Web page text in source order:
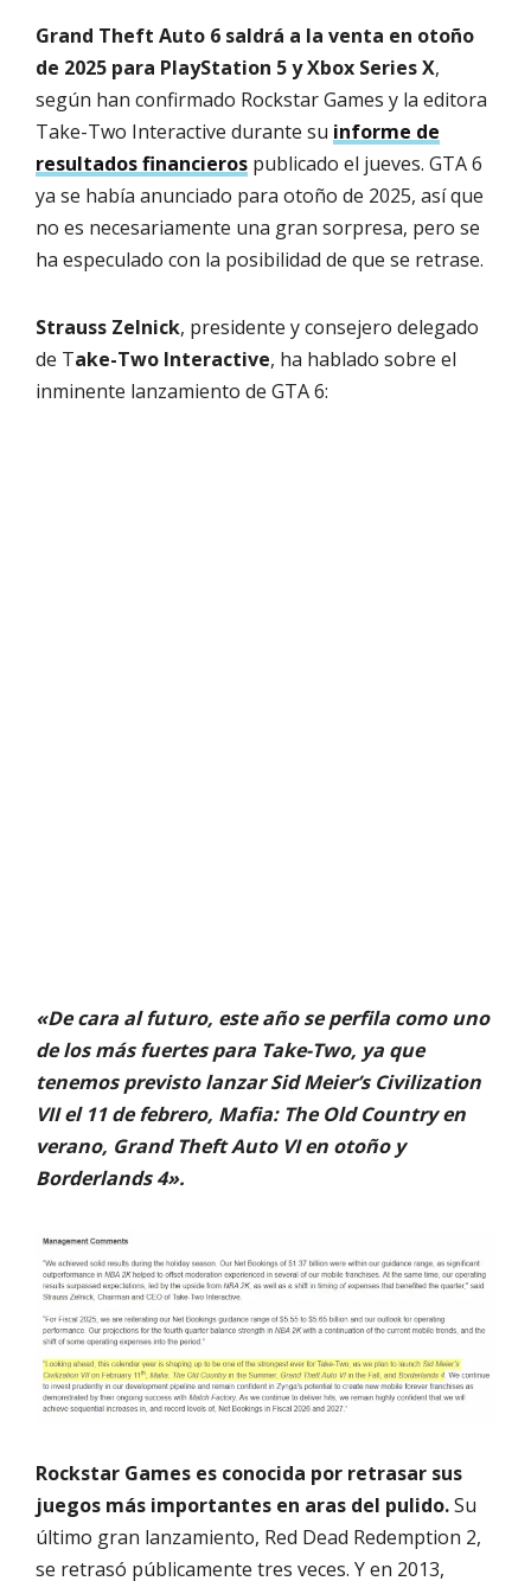
Grand Theft Auto 6 saldrá a la venta en otoño
de 2025 para PlayStation 5 y Xbox Series X,
según han confirmado Rockstar Games y la editora
Take-Two Interactive durante su informe de
resultados financieros publicado el jueves. GTA 6
ya se había anunciado para otoño de 2025, así que
no es necesariamente una gran sorpresa, pero se
ha especulado con la posibilidad de que se retrase.
Strauss Zelnick, presidente y consejero delegado
de Take-Two Interactive, ha hablado sobre el
inminente lanzamiento de GTA 6:
«De cara al futuro, este año se perfila como uno
de los más fuertes para Take-Two, ya que
tenemos previsto lanzar Sid Meier’s Civilization
VII el 11 de febrero, Mafia: The Old Country en
verano, Grand Theft Auto VI en otoño y
Borderlands 4».
Rockstar Games es conocida por retrasar sus
juegos más importantes en aras del pulido.Su
último gran lanzamiento, Red Dead Redemption 2,
se retrasó públicamente tres veces. Y en 2013,